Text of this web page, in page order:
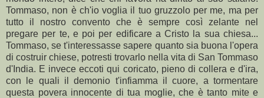
Tommaso, non è ch'io voglia il tuo gruzzolo per me, ma per
tutto il nostro convento che è sempre così zelante nel
pregare per te, e poi per edificare a Cristo la sua chiesa...
Tommaso, se t'interessasse sapere quanto sia buona l'opera
di costruir chiese, potresti trovarlo nella vita di San Tommaso
d'India. E invece eccoti qui coricato, pieno di collera e d'ira,
con le quali il demonio t'infiamma il cuore, a tormentare
questa povera innocente di tua moglie, che è tanto mite e